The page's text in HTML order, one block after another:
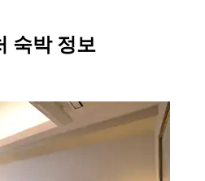
숙박 정보